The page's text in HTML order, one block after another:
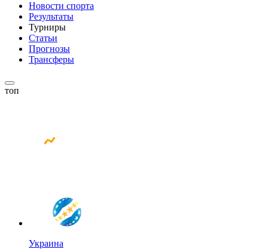
Новости спорта
Результаты
Турниры
Статьи
Прогнозы
Трансферы
топ
Украина